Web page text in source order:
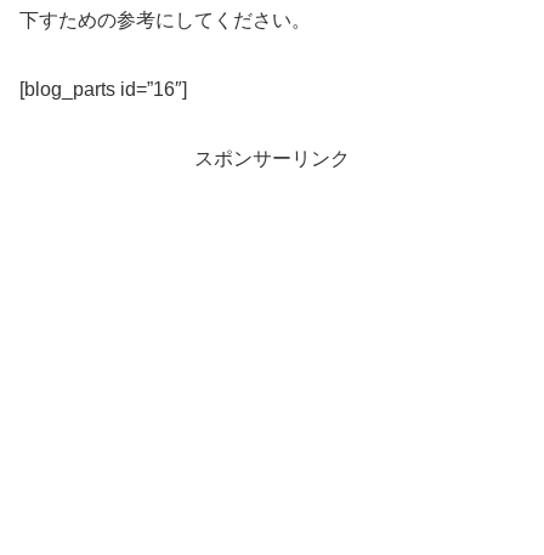
下すための参考にしてください。
[blog_parts id=”16″]
スポンサーリンク